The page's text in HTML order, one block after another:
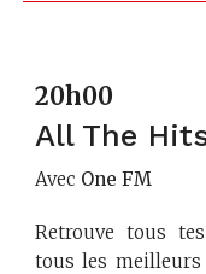
20h00
All The
Avec One FM
Retrouve tous
tous les